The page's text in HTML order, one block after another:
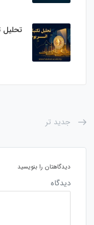
تحلیل
جدید تر
دیدگاهتان را بنویسید
دیدگاه